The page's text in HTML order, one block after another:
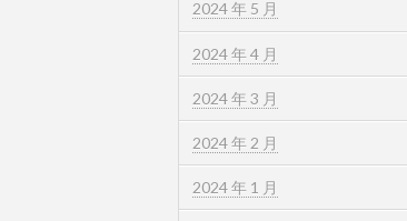
2024 年 5 月
2024 年 4 月
2024 年 3 月
2024 年 2 月
2024 年 1 月